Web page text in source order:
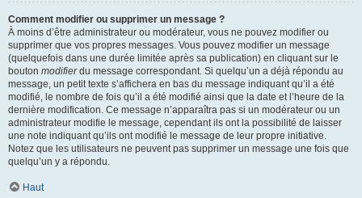
Comment modifier ou supprimer un message ?
À moins d’être administrateur ou modérateur, vous ne pouvez modifier ou
supprimer que vos propres messages. Vous pouvez modifier un message
(quelquefois dans une durée limitée après sa publication) en cliquant sur le
bouton modifierdu message correspondant. Si quelqu’un a déjà répondu au
message, un petit texte s’affichera en bas du message indiquant qu’il a été
modifié, le nombre de fois qu’il a été modifié ainsi que la date et l’heure de la
dernière modification. Ce message n’apparaîtra pas si un modérateur ou un
administrateur modifie le message, cependant ils ont la possibilité de laisser
une note indiquant qu’ils ont modifié le message de leur propre initiative.
Notez que les utilisateurs ne peuvent pas supprimer un message une fois que
quelqu’un y a répondu.
Haut